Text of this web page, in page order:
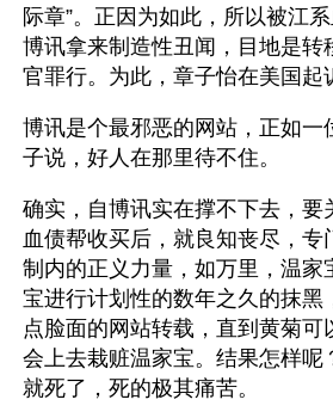
际章”。正因为如此，所以被江
博讯拿来制造性丑闻，目地是转
官罪行。为此，章子怡在美国起
博讯是个最邪恶的网站，正如一
子说，好人在那里待不住。
确实，自博讯实在撑不下去，要
血债帮收买后，就良知丧尽，专
制内的正义力量，如万里，温家
宝进行计划性的数年之久的抹黑
点脸面的网站转载，直到黄菊可
会上去栽赃温家宝。结果怎样呢
就死了，死的极其痛苦。